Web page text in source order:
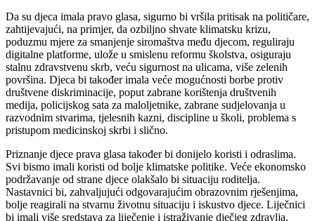
Da su djeca imala pravo glasa, sigurno bi vršila pritisak na političare,
zahtijevajući, na primjer, da ozbiljno shvate klimatsku krizu,
poduzmu mjere za smanjenje siromaštva među djecom, reguliraju
digitalne platforme, ulože u smislenu reformu školstva, osiguraju
stalnu zdravstvenu skrb, veću sigurnost na ulicama, više zelenih
površina. Djeca bi također imala veće mogućnosti borbe protiv
društvene diskriminacije, poput zabrane korištenja društvenih
medija, policijskog sata za maloljetnike, zabrane sudjelovanja u
razvodnim stvarima, tjelesnih kazni, discipline u školi, problema s
pristupom medicinskoj skrbi i slično.
Priznanje djece prava glasa također bi donijelo koristi i odraslima.
Svi bismo imali koristi od bolje klimatske politike. Veće ekonomsko
podržavanje od strane djece olakšalo bi situaciju roditelja.
Nastavnici bi, zahvaljujući odgovarajućim obrazovnim rješenjima,
bolje reagirali na stvarnu životnu situaciju i iskustvo djece. Liječnici
bi imali više sredstava za liječenje i istraživanje dječjeg zdravlja.